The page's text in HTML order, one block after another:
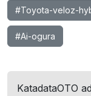
#Toyota-veloz-
#Ai-ogura
KatadataOTO